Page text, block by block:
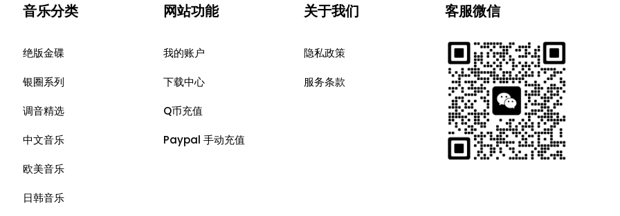
音乐分类
绝版金碟
银圈系列
调音精选
中文音乐
欧美音乐
日韩音乐
网站功能
我的账户
下载中心
Q币充值
Paypal 手动充值
关于我们
隐私政策
服务条款
客服微信